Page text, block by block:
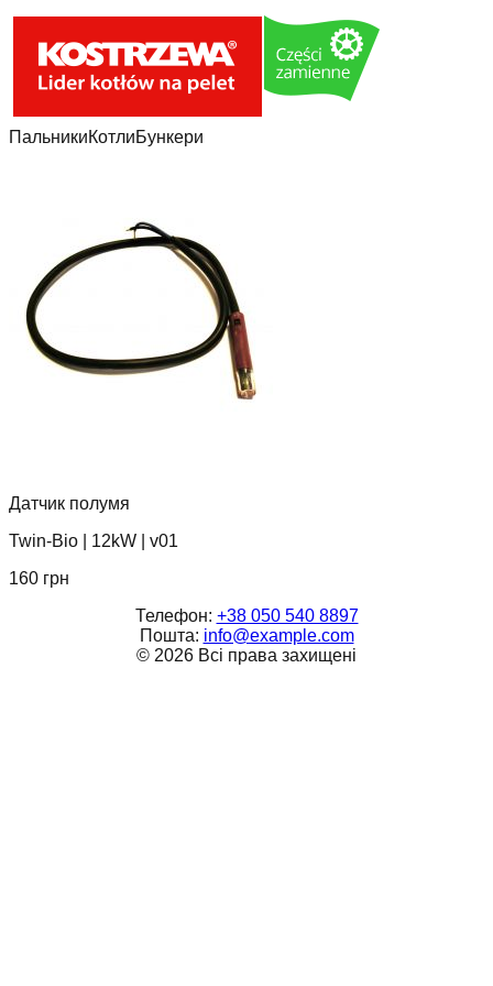
ПальникиКотлиБункери
Датчик полумя
Twin-Bio
12kW
v01
160 грн
Телефон: +38 050 540 8897
Пошта: info@example.com
© 2026 Всі права захищені